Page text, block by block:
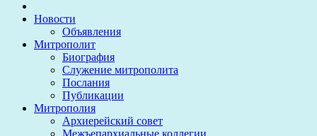
Новости
Объявления
Митрополит
Биография
Служение митрополита
Послания
Публикации
Митрополия
Архиерейский совет
Межъепархиальные коллегии